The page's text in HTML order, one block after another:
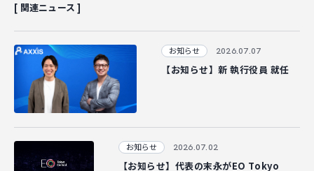
[ 関連ニュース ]
お知らせ 2026.07.07
【お知らせ】新 執行役員 就任
お知らせ 2026.07.02
【お知らせ】代表の末永がEO Tokyo